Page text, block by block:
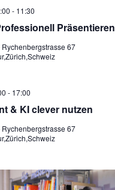
Präsentieren
- 11:30
Rychenbergstrasse 67
& KI clever nutzen
- 17:00
Rychenbergstrasse 67